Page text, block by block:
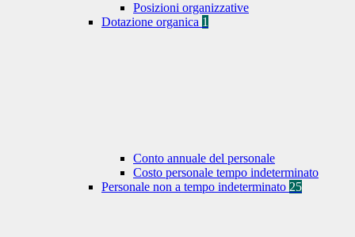
Posizioni organizzative
Dotazione organica 1
Conto annuale del personale
Costo personale tempo indeterminato
Personale non a tempo indeterminato 25